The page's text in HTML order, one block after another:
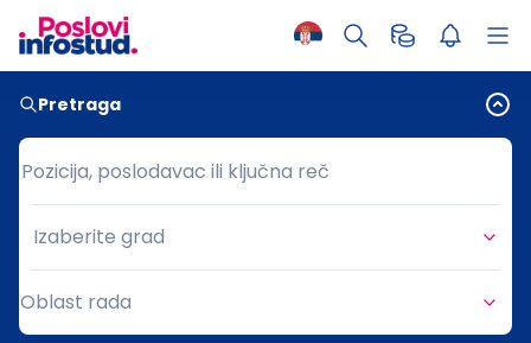
Pretraga
Pozicija, poslodavac ili ključna reč
Pozicija, poslodavac ili ključna reč
Grad
Izaberite grad
Oblast rada